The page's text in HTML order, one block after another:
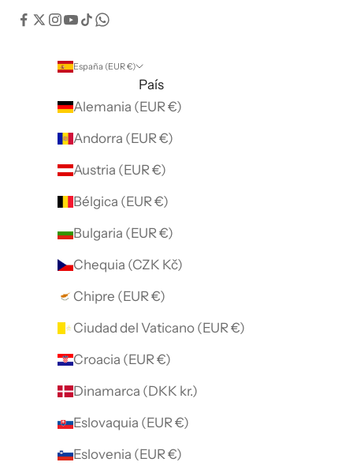
España (EUR €)
País
Alemania (EUR €)
Andorra (EUR €)
Austria (EUR €)
Bélgica (EUR €)
Bulgaria (EUR €)
Chequia (CZK Kč)
Chipre (EUR €)
Ciudad del Vaticano (EUR €)
Croacia (EUR €)
Dinamarca (DKK kr.)
Eslovaquia (EUR €)
Eslovenia (EUR €)